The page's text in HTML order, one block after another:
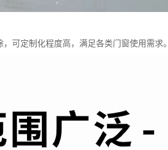
可定制化程度高，满足各类门窗使用需求。